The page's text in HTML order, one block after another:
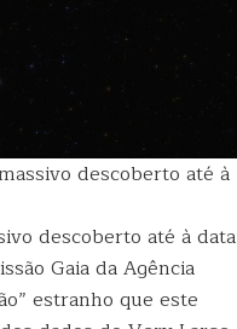
descoberto até à
descoberto até à data
Gaia da Agência
estranho que este